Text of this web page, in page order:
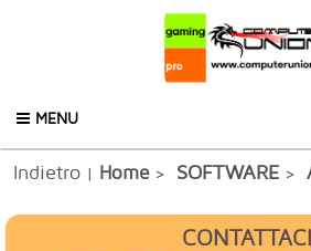
MENU
Indietro | Home> SOFTWARE >
CONTATTACI